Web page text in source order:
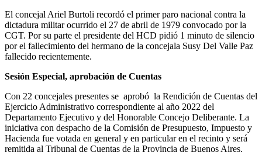
El concejal Ariel Burtoli recordó el primer paro nacional contra la
dictadura militar ocurrido el 27 de abril de 1979 convocado por la
CGT. Por su parte el presidente del HCD pidió 1 minuto de silencio
por el fallecimiento del hermano de la concejala Susy Del Valle Paz
fallecido recientemente.
Sesión Especial, aprobación de Cuentas
Con 22 concejales presentes se aprobó la Rendición de Cuentas del
Ejercicio Administrativo correspondiente al año 2022 del
Departamento Ejecutivo y del Honorable Concejo Deliberante. La
iniciativa con despacho de la Comisión de Presupuesto, Impuesto y
Hacienda fue votada en general y en particular en el recinto y será
remitida al Tribunal de Cuentas de la Provincia de Buenos Aires.